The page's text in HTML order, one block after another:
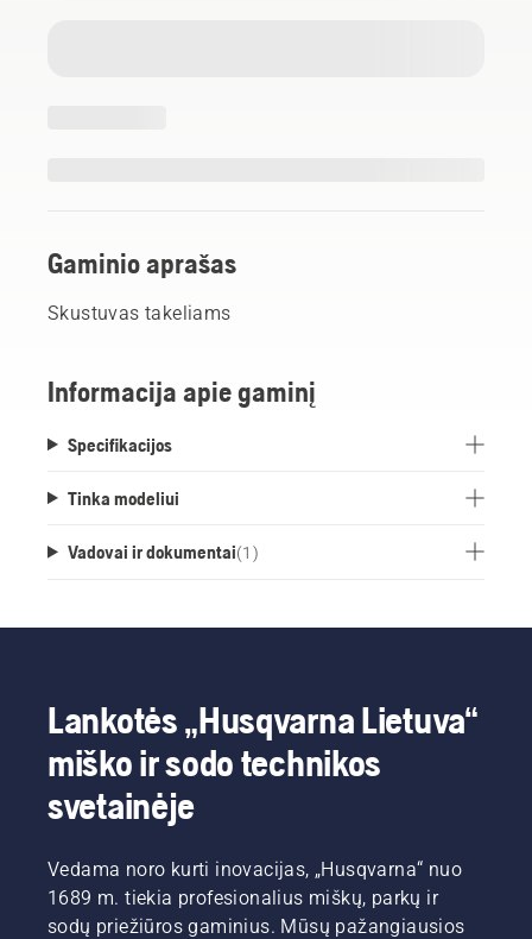
Gaminio aprašas
Skustuvas takeliams
Informacija apie gaminį
Specifikacijos
Tinka modeliui
Vadovai ir dokumentai(1 )
Lankotės „Husqvarna Lietuva“
miško ir sodo technikos
svetainėje
Vedama noro kurti inovacijas, „Husqvarna“ nuo
1689 m. tiekia profesionalius miškų, parkų ir
sodų priežiūros gaminius. Mūsų pažangiausios